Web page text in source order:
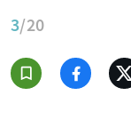
3/20